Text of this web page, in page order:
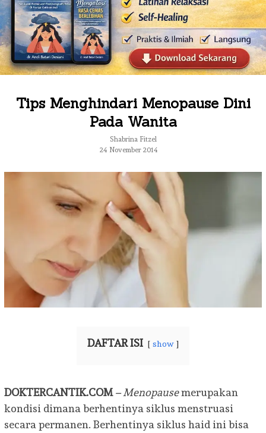
Tips Menghindari Menopause Dini
Pada Wanita
Shabrina Fitzel
24 November 2014
DAFTAR ISI show
DOKTERCANTIK.COM– Menopausemerupakan
kondisi dimana berhentinya siklus menstruasi
secara permanen. Berhentinya siklus haid ini bisa